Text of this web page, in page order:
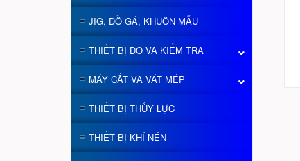
JIG, ĐỒ GÁ, KHUÔN MẪU
THIẾT BỊ ĐO VÀ KIỂM TRA
MÁY CẮT VÀ VÁT MÉP
THIẾT BỊ THỦY LỰC
THIẾT BỊ KHÍ NÉN